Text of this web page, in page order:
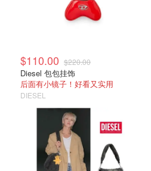
$110.00 $220.00
Diesel 包包挂饰
后面有小镜子！好看又实用
DIESEL